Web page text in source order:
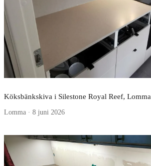
Köksbänkskiva i Silestone Royal Reef, Lomma
Lomma · 8 juni 2026